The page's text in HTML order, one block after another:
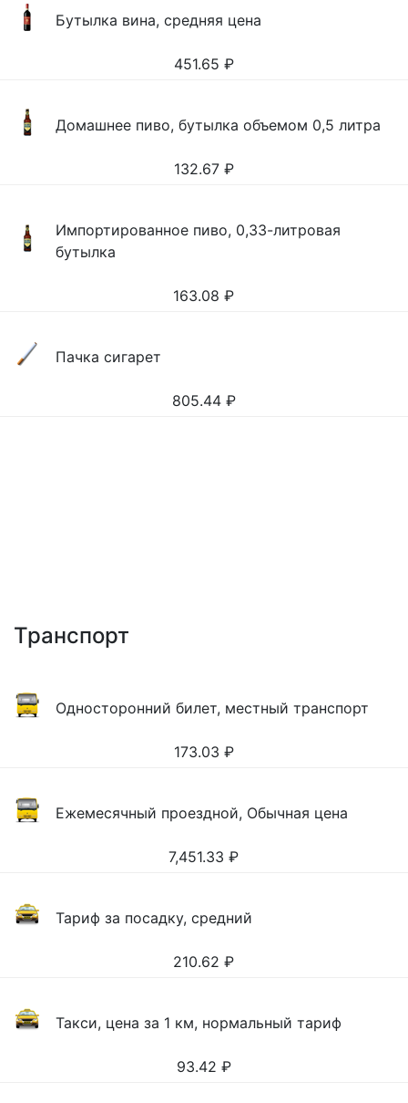
Бутылка вина, средняя цена
451.65 ₽
Домашнее пиво, бутылка объемом 0,5 литра
132.67 ₽
Импортированное пиво, 0,33-литровая
бутылка
163.08 ₽
Пачка сигарет
805.44 ₽
Транспорт
Односторонний билет, местный транспорт
173.03 ₽
Ежемесячный проездной, Обычная цена
7,451.33 ₽
Тариф за посадку, средний
210.62 ₽
Такси, цена за 1 км, нормальный тариф
93.42 ₽